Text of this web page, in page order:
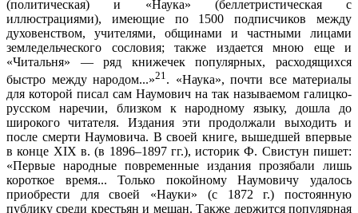
(политическая) и «Наука» (беллетристическая с
иллюстрациями), имеющие по 1500 подписчиков между
духовенством, учителями, общинами и частными лицами
земледельческого сословия; также издается мною еще и
«Читальня» — ряд книжечек популярных, расходящихся
быстро между народом...»21 . «Наука», почти все материалы
для которой писал сам Наумович на так называемом галицко-
русском наречии, близком к народному языку, дошла до
широкого читателя. Издания эти продолжали выходить и
после смерти Наумовича. В своей книге, вышедшей впервые
в конце XIX в. (в 1896–1897 гг.), историк Ф. Свистун пишет:
«Первые народные повременные издания прозябали лишь
короткое время... Только покойному Наумовичу удалось
приобрести для своей «Науки» (с 1872 г.) постоянную
публику среди крестьян и мещан. Также держится популярная